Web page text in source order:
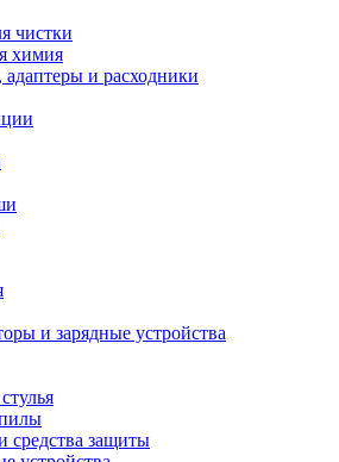
чистки
химия
и расходники
и зарядные устройства
средства защиты